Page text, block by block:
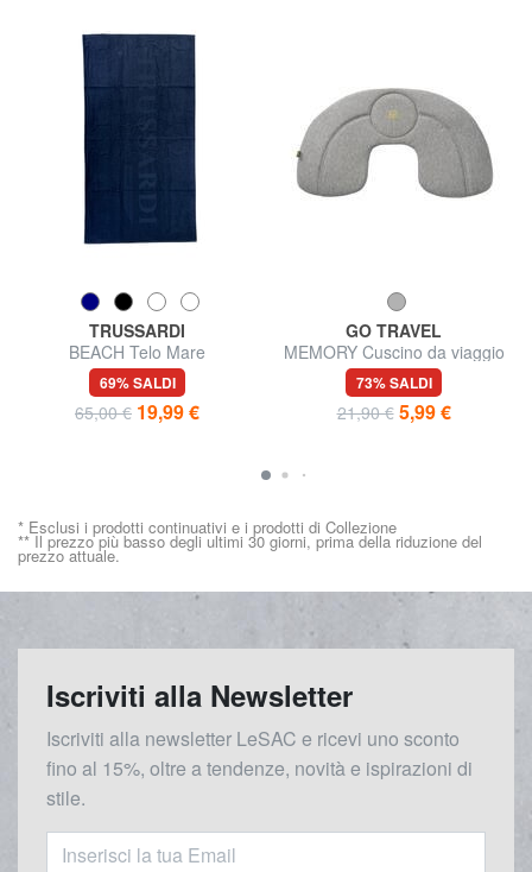
TRUSSARDI
BEACH Telo Mare
69% SALDI
65,00 € 19,99 €
GO TRAVEL
MEMORY Cuscino da viaggio
gonfiabile
73% SALDI
21,90 € 5,99 €
* Esclusi i prodotti continuativi e i prodotti di Collezione
** Il prezzo più basso degli ultimi 30 giorni, prima della riduzione del
prezzo attuale.
Iscriviti alla Newsletter
Iscriviti alla newsletter LeSAC e ricevi uno sconto
fino al 15%, oltre a tendenze, novità e ispirazioni di
stile.